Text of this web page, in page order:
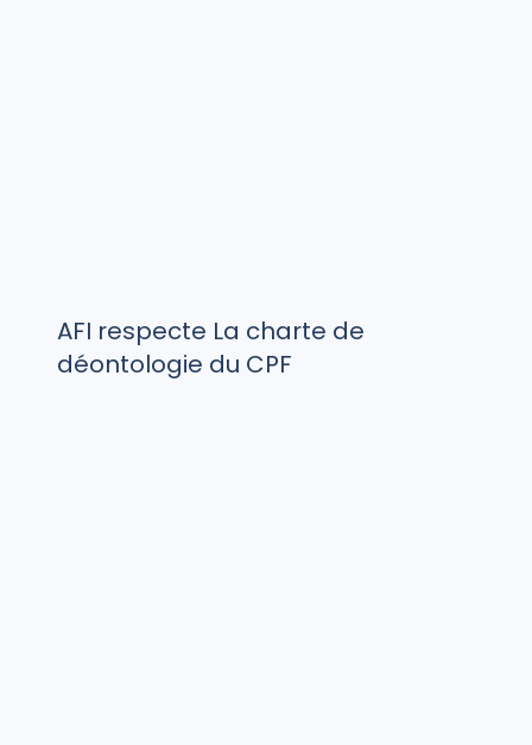
AFI respecte La charte de
déontologie du CPF